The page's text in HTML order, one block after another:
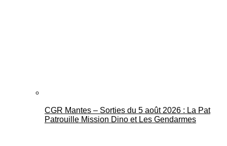
CGR Mantes – Sorties du 5 août 2026 : La Pat
Patrouille Mission Dino et Les Gendarmes